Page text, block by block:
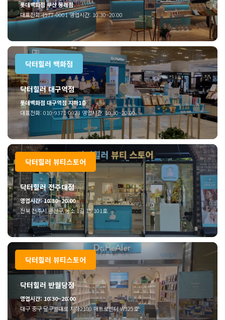
롯데백화점 부산 동래점
대표전화:1577-0001 영업시간: 10:30~20:00
닥터힐러 백화점
닥터힐러 대구역점
롯데백화점 대구역점 지하1층
대표전화: 010-9371-0923 영업시간: 10:30~20:00
닥터힐러 뷰티스토어
닥터힐러 전주대점
영업시간: 10:30~20:00
전북 전주시 완산구 농소 1길 15 101호
닥터힐러 뷰티스토어
닥터힐러 반월당점
영업시간: 10:30~20:00
대구 중구 달구벌대로 지하2100 매트로센터 W325호